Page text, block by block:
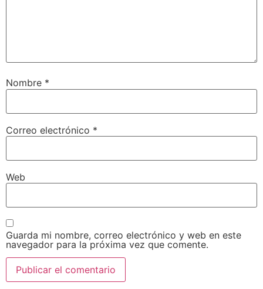
Nombre *
Correo electrónico *
Web
Guarda mi nombre, correo electrónico y web en este
navegador para la próxima vez que comente.